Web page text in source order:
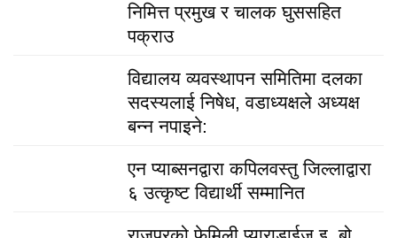
निमित्त प्रमुख र चालक घुससहित
पक्राउ
विद्यालय व्यवस्थापन समितिमा दलका
सदस्यलाई निषेध, वडाध्यक्षले अध्यक्ष
बन्न नपाइने:
एन प्याब्सनद्वारा कपिलवस्तु जिल्लाद्वारा
६ उत्कृष्ट विद्यार्थी सम्मानित